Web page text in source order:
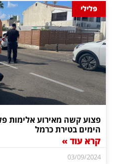
פלילי
פצוע קשה מאירוע אלימות
הימים בטירת כרמל
קרא עוד »
03/09/2024